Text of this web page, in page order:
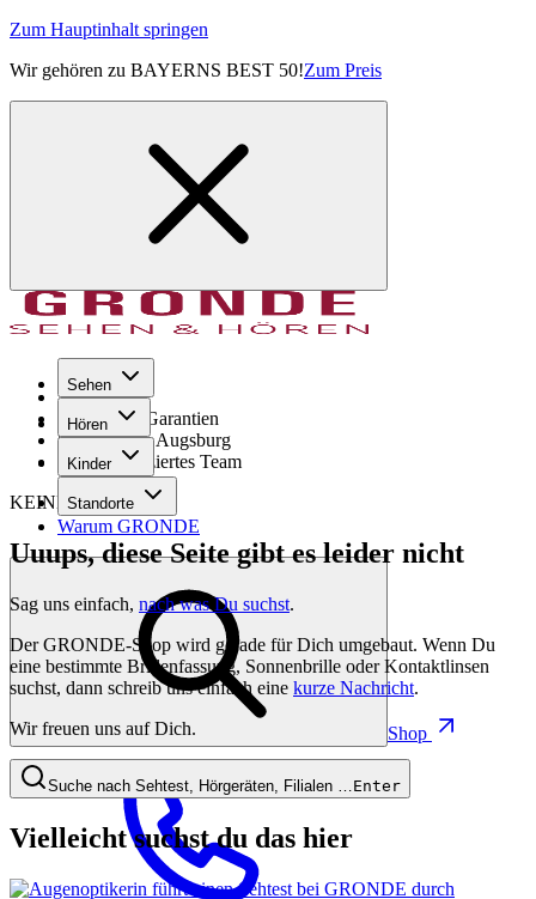
Zum Hauptinhalt springen
Wir gehören zu BAYERNS BEST 50!Zum Preis
Sehen
Hören
Kinder
Standorte
Warum GRONDE
Shop
Seit 1971
GRONDE Garantien
8× im Raum Augsburg
Hochqualifiziertes Team
KEINE SORGE!
Uuups, diese Seite gibt es leider nicht
Sag uns einfach, nach was Du suchst.
Der GRONDE-Shop wird gerade für Dich umgebaut. Wenn Du
eine bestimmte Brillenfassung, Sonnenbrille oder Kontaktlinsen
suchst, dann schreib uns einfach eine kurze Nachricht.
Wir freuen uns auf Dich.
Suche nach Sehtest, Hörgeräten, Filialen … Enter
Vielleicht suchst du das hier